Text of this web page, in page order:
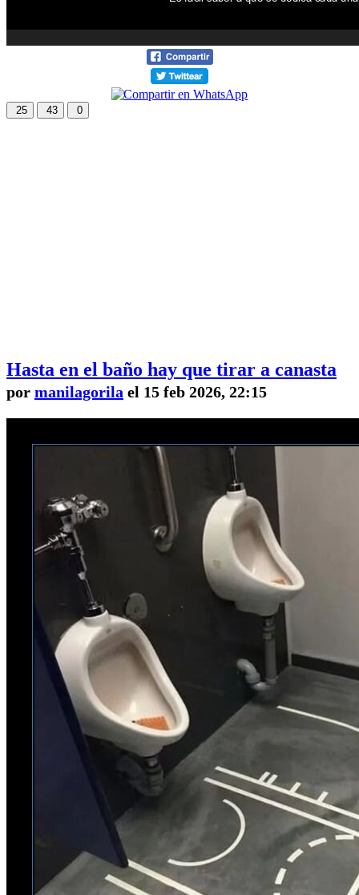
25 43 0
Hasta en el baño hay que tirar a canasta
por manilagorila el 15 feb 2026, 22:15